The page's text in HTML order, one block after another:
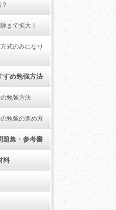
まで拡大！
式のみになり
すめ勉強方法
勉強方法
勉強の進め方
題集・参考書
料